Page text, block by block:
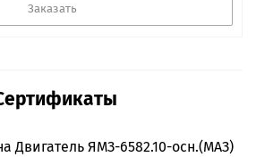
Заказать
Двигатель ЯМЗ-6582.10-осн.(МАЗ)